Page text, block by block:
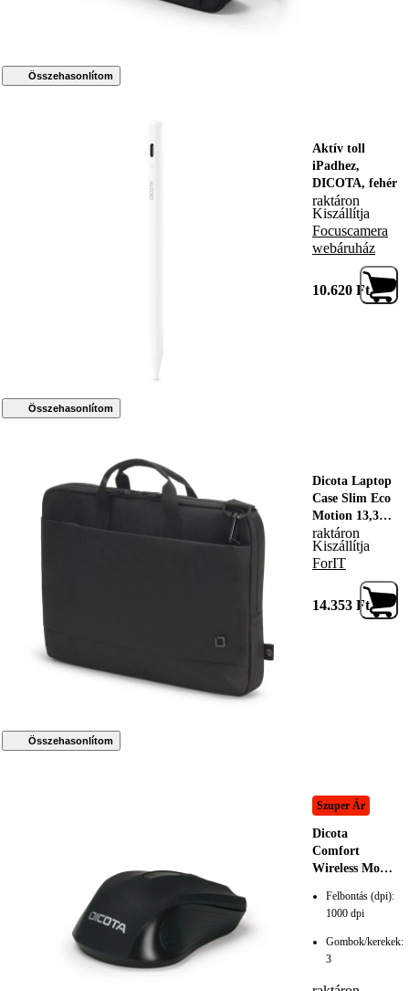
Összehasonlítom
Összehasonlítom
Aktív toll
iPadhez,
DICOTA, fehér
raktáron
Kiszállítja
Focuscamera
webáruház
10.620 Ft
Összehasonlítom
Dicota Laptop
Case Slim Eco
Motion 13,3"
Black, 201801,
Notebook táska
raktáron
Kiszállítja
ForIT
14.353 Ft
Szuper Ár
Dicota
Comfort
Wireless Mouse
EgérFelbontás (dpi):
1000 dpi
Gombok/kerekek:
3